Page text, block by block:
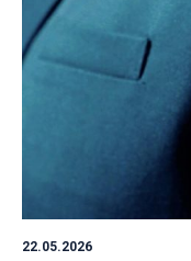
22.05.2026